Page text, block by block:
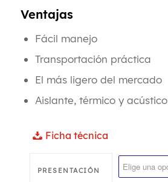
Ventajas
Fácil manejo
Transportación práctica
El más ligero del mercado
Aislante, térmico y acústico
Ficha técnica
PRESENTACIÓN